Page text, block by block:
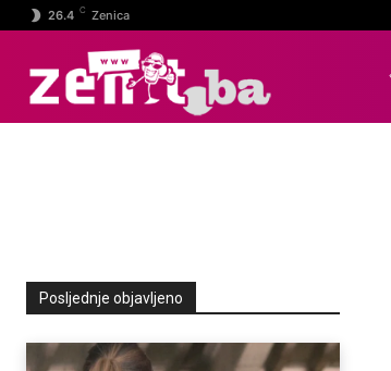
26.4 C Zenica
Posljednje objavljeno